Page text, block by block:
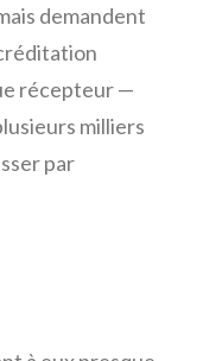
demandent
récepteur —
milliers
par